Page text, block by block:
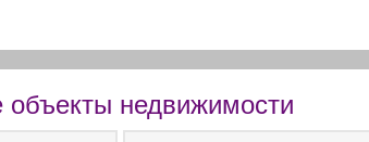
объекты недвижимости